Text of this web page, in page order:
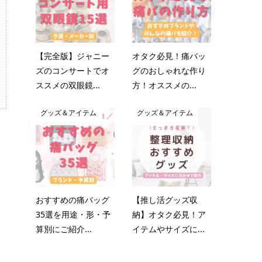
【完全版】ジャニー
ズのコンサートでオ
ススメの双眼鏡...
オタク必見！痛バッ
グのおしゃれな作り
方！オススメの...
グッズ＆アイテム
おすすめの痛バッグ
35選を用途・形・予
算別にご紹介...
グッズ＆アイテム
【推し活グッズ収
納】オタク必見！ア
イテムやサイズに...